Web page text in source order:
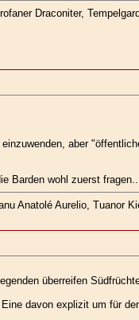
Draconiter,
aber
Barden wohl zuerst
Anatolé Aurelio, Tuanor
überreifen
davon explizit um für